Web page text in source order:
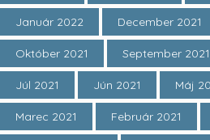
Január 2022 December 2021
Október 2021 September 2021
Júl 2021 Jún 2021 Máj
Marec 2021 Február 2021